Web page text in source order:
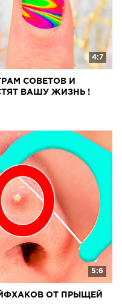
4:7
СОВЕТОВ И
ВАШУ ЖИЗНЬ !
5:6
ОТ ПРЫЩЕЙ